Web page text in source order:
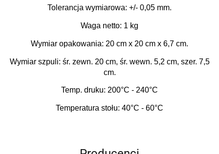
Tolerancja wymiarowa: +/- 0,05 mm.
Waga netto: 1 kg
Wymiar opakowania: 20 cm x 20 cm x 6,7 cm.
Wymiar szpuli: śr. zewn. 20 cm, śr. wewn. 5,2 cm, szer. 7,5
cm.
Temp. druku: 200°C - 240°C
Temperatura stołu: 40°C - 60°C